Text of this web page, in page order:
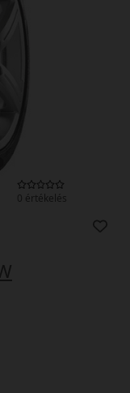
0 értékelés